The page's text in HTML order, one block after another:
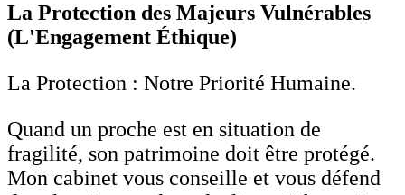
La Protection des Majeurs Vulnérables
(L'Engagement Éthique)
La Protection : Notre Priorité Humaine.
Quand un proche est en situation de
fragilité, son patrimoine doit être protégé.
Mon cabinet vous conseille et vous défend